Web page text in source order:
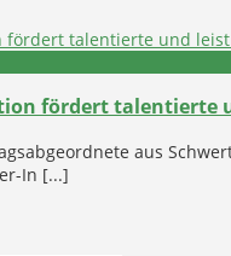
fördert talentierte
aus
In [...]